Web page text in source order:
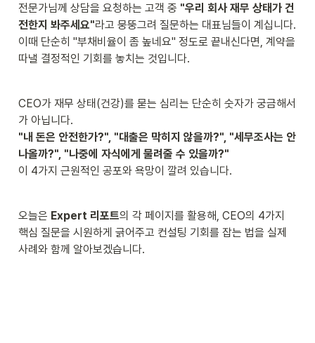
전문가님께 상담을 요청하는 고객 중 "우리 회사 재무 상태가 건
전한지 봐주세요"라고 뭉뚱그려 질문하는 대표님들이 계십니다.
이때 단순히 "부채비율이 좀 높네요" 정도로 끝내신다면, 계약을
따낼 결정적인 기회를 놓치는 것입니다.
CEO가 재무 상태(건강)를 묻는 심리는 단순히 숫자가 궁금해서
"내 돈은 안전한가?", "대출은 막히지 않을까?", "세무조사는 안
나올까?", "나중에 자식에게 물려줄 수 있을까?"
이 4가지 근원적인 공포와 욕망이 깔려 있습니다.
오늘은 Expert 리포트의 각 페이지를 활용해, CEO의 4가지
핵심 질문을 시원하게 긁어주고 컨설팅 기회를 잡는 법을 실제
사례와 함께 알아보겠습니다.